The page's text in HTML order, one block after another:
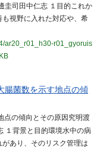
圭司田中仁志 １目的これか
視野に入れた対応や、希
ar20_r01_h30-r01_gyoruis
腸菌数を示す地点の傾
点の傾向とその原因究明渡
１背景と目的環境水中の病
あり、そのリスク管理は